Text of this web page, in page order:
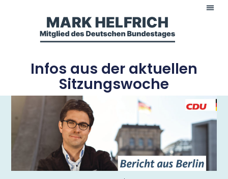
Infos aus der aktuellen
Sitzungswoche